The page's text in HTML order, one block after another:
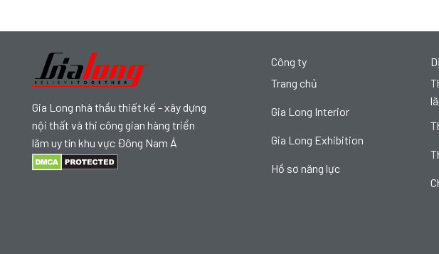
Gia Long nhà thầu thiết kế - xây dựng
nội thất và thi công gian hàng triển
lãm uy tín khu vực Đông Nam Á
Công ty
Trang chủ
Gia Long Interior
Gia Long Exhibition
Hồ sơ năng lực